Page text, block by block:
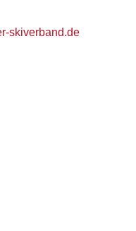
skiverband.de